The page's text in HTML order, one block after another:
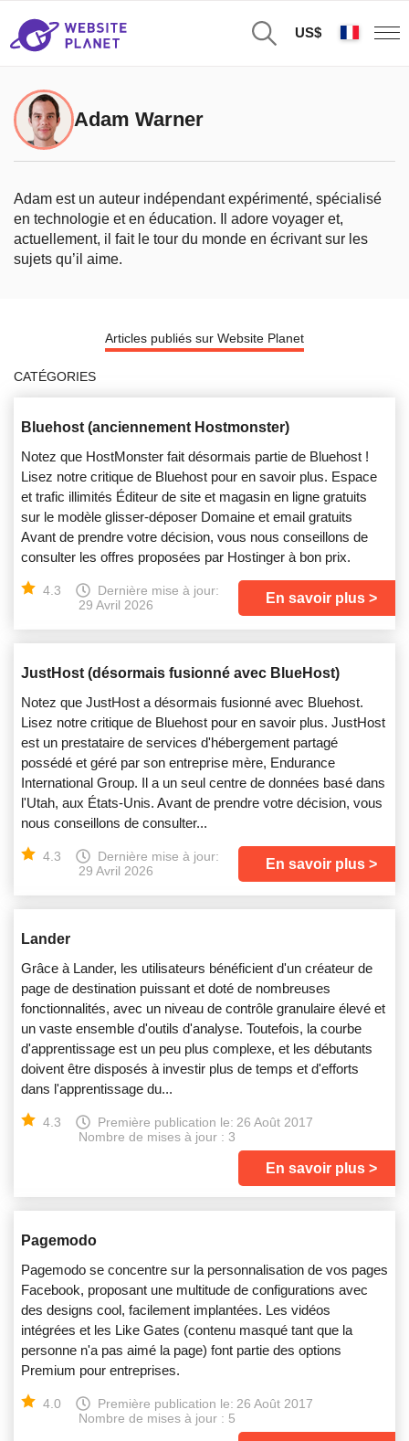
US$
Adam Warner
Adam est un auteur indépendant expérimenté, spécialisé
en technologie et en éducation. Il adore voyager et,
actuellement, il fait le tour du monde en écrivant sur les
sujets qu’il aime.
Articles publiés sur Website Planet
CATÉGORIES
Bluehost (anciennement Hostmonster)
Notez que HostMonster fait désormais partie de Bluehost !
Lisez notre critique de Bluehost pour en savoir plus. Espace
et trafic illimités Éditeur de site et magasin en ligne gratuits
sur le modèle glisser-déposer Domaine et email gratuits
Avant de prendre votre décision, vous nous conseillons de
consulter les offres proposées par Hostinger à bon prix.
4.3
Dernière mise à jour:
29 Avril 2026
En savoir plus
JustHost (désormais fusionné avec BlueHost)
Notez que JustHost a désormais fusionné avec Bluehost.
Lisez notre critique de Bluehost pour en savoir plus. JustHost
est un prestataire de services d'hébergement partagé
possédé et géré par son entreprise mère, Endurance
International Group. Il a un seul centre de données basé dans
l'Utah, aux États-Unis. Avant de prendre votre décision, vous
nous conseillons de consulter...
4.3
Dernière mise à jour:
29 Avril 2026
En savoir plus
Lander
Grâce à Lander, les utilisateurs bénéficient d'un créateur de
page de destination puissant et doté de nombreuses
fonctionnalités, avec un niveau de contrôle granulaire élevé et
un vaste ensemble d'outils d'analyse. Toutefois, la courbe
d'apprentissage est un peu plus complexe, et les débutants
doivent être disposés à investir plus de temps et d'efforts
dans l'apprentissage du...
4.3 Première publication le: 26 Août 2017
Nombre de mises à jour : 3
En savoir plus
Pagemodo
Pagemodo se concentre sur la personnalisation de vos pages
Facebook, proposant une multitude de configurations avec
des designs cool, facilement implantées. Les vidéos
intégrées et les Like Gates (contenu masqué tant que la
personne n'a pas aimé la page) font partie des options
Premium pour entreprises.
4.0 Première publication le: 26 Août 2017
Nombre de mises à jour : 5